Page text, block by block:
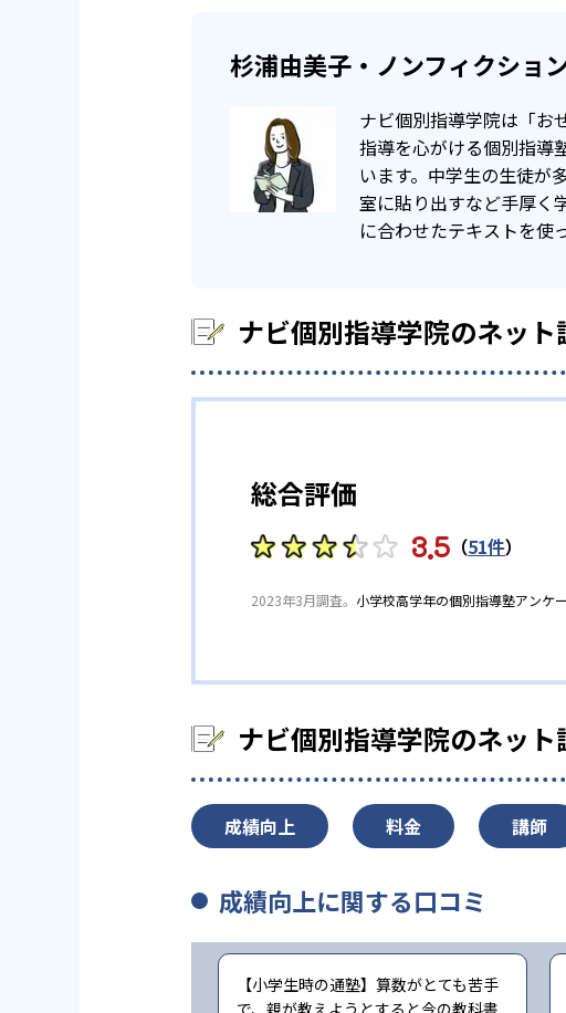
杉浦由美子・ノンフィクショ
ナビ個別指導学院は「お
指導を心がける個別指導
います。中学生の生徒が
室に貼り出すなど手厚く
に合わせたテキストを使
ナビ個別指導学院のネット
総合評価
3.5 （51件）
2023年3月調査。 小学校高学年の個別指導塾アンケ
ナビ個別指導学院のネッ
成績向上 料金 講師
成績向上に関する口コミ
【小学生時の通塾】算数がとても苦手